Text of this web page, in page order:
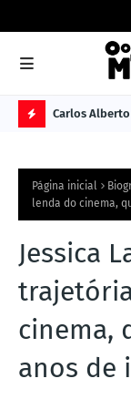
L
TI
M
A
TÍ
Carlos
Página inicial
lenda do cinema,
Jessica
cinema,
anos de